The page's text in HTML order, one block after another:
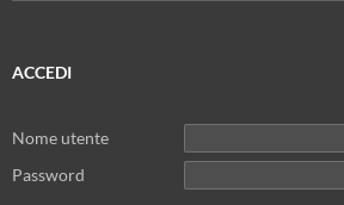
ACCEDI
Nome utente
Password